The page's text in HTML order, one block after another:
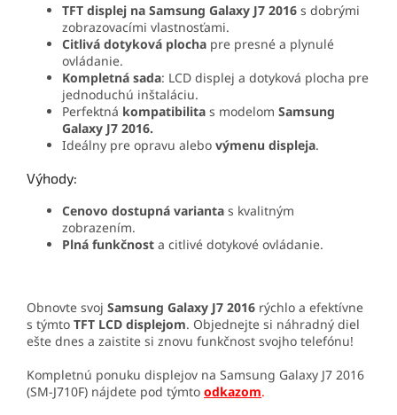
TFT displej na Samsung Galaxy J7 2016 s dobrými
zobrazovacími vlastnosťami.
Citlivá dotyková plocha pre presné a plynulé
ovládanie.
Kompletná sada: LCD displej a dotyková plocha pre
jednoduchú inštaláciu.
Perfektná kompatibilita s modelom Samsung
Galaxy J7 2016.
Ideálny pre opravu alebo výmenu displeja.
Výhody:
Cenovo dostupná varianta s kvalitným
zobrazením.
Plná funkčnost a citlivé dotykové ovládanie.
Obnovte svoj Samsung Galaxy J7 2016 rýchlo a efektívne
s týmto TFT LCD displejom. Objednejte si náhradný diel
ešte dnes a zaistite si znovu funkčnost svojho telefónu!
Kompletnú ponuku displejov na Samsung Galaxy J7 2016
(SM-J710F) nájdete pod týmto odkazom.